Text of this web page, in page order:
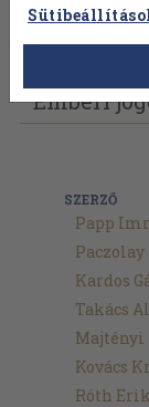
Vissza az
Emberi
SZERZŐ
Papp
Paczolay
Kardos
Takács
Majtényi
Kovács
Róth